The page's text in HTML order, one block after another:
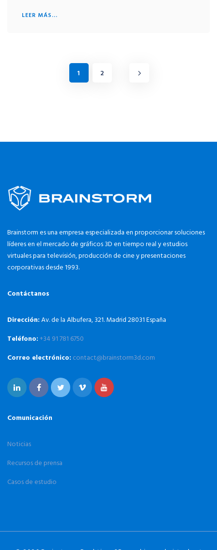
LEER MÁS...
1 2
Brainstorm es una empresa especializada en proporcionar soluciones
líderes en el mercado de gráficos 3D en tiempo real y estudios
virtuales para televisión, producción de cine y presentaciones
corporativas desde 1993.
Contáctanos
Dirección:Av. de la Albufera, 321. Madrid 28031 España
Teléfono:+34 91 781 6750
Correo electrónico: contact@brainstorm3d.com
Comunicación
Noticias
Recursos de prensa
Casos de estudio